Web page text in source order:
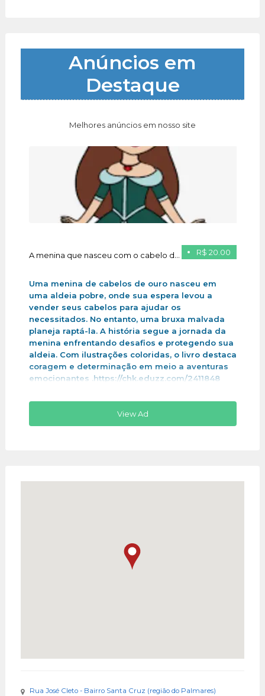
Anúncios em
Destaque
Melhores anúncios em nosso site
R$ 20.00
A menina que nasceu com o cabelo de ouro
Uma menina de cabelos de ouro nasceu em
uma aldeia pobre, onde sua espera levou a
vender seus cabelos para ajudar os
necessitados. No entanto, uma bruxa malvada
planeja raptá-la. A história segue a jornada da
menina enfrentando desafios e protegendo sua
aldeia. Com ilustrações coloridas, o livro destaca
coragem e determinação em meio a aventuras
emocionantes .https://chk.eduzz.com/2411848
View Ad
Rua José Cleto - Bairro Santa Cruz (região do Palmares)